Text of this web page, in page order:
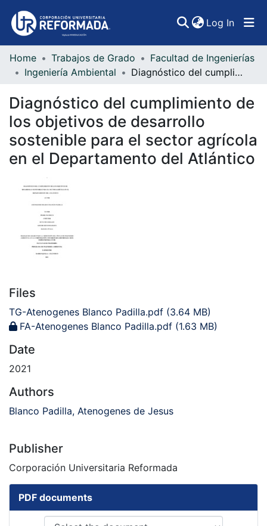
Log In
Communities & Collections
Statistics
Home Trabajos de Grado
Facultad de Ingenierías
Ingeniería Ambiental
Diagnóstico del cumplimiento de los objetivos de desarrollo sostenible para el sector agrícola en el Departamento del Atlántico
Diagnóstico del cumplimiento de
los objetivos de desarrollo
sostenible para el sector agrícola
en el Departamento del Atlántico
Files
TG-Atenogenes Blanco Padilla.pdf (3.64 MB)
FA-Atenogenes Blanco Padilla.pdf (1.63 MB)
Date
2021
Authors
Blanco Padilla, Atenogenes de Jesus
Publisher
Corporación Universitaria Reformada
PDF documents